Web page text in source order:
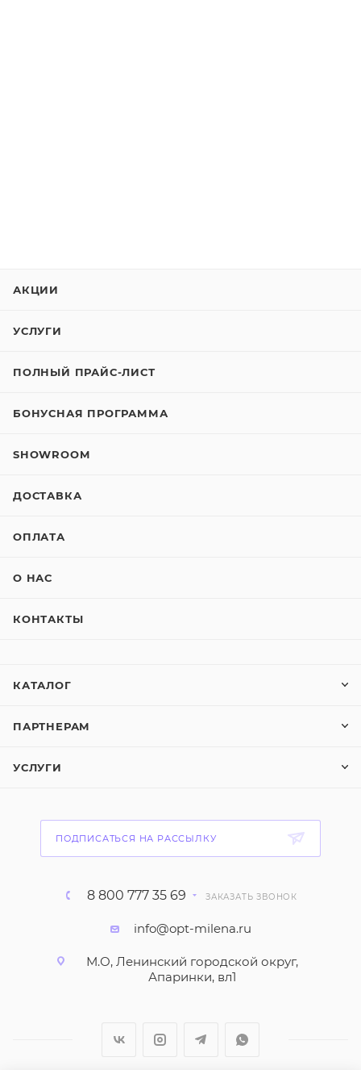
АКЦИИ
УСЛУГИ
ПОЛНЫЙ ПРАЙС-ЛИСТ
БОНУСНАЯ ПРОГРАММА
SHOWROOM
ДОСТАВКА
ОПЛАТА
О НАС
КОНТАКТЫ
КАТАЛОГ
ПАРТНЕРАМ
УСЛУГИ
ПОДПИСАТЬСЯ НА РАССЫЛКУ
8 800 777 35 69 ЗАКАЗАТЬ ЗВОНОК
info@opt-milena.ru
М.О, Ленинский городской округ,
Апаринки, вл1